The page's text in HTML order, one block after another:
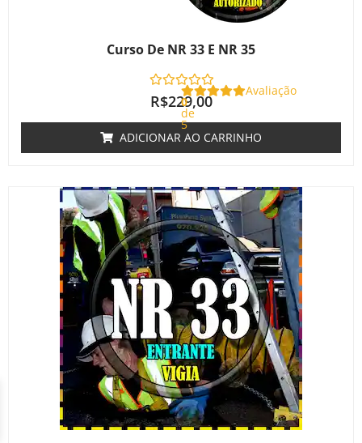
Curso De NR 33 E NR 35
Avaliação
0
de
5
R$229,00
ADICIONAR AO CARRINHO